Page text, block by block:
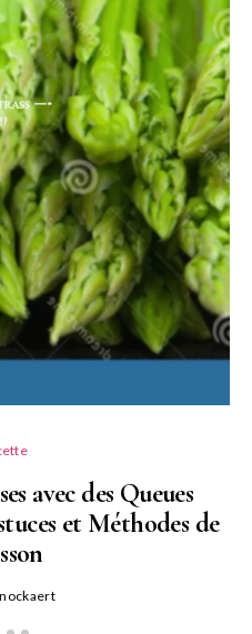
avec des Queues
et Méthodes de